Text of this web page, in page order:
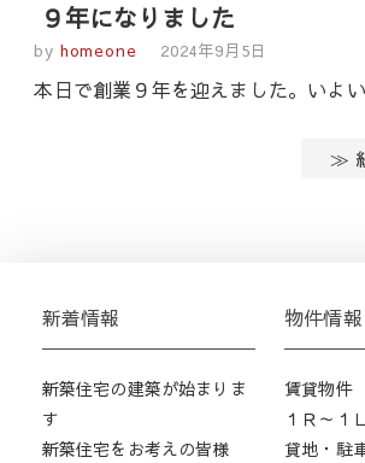
９年になりました
by homeone 2024年9月5日
本日で創業９年を迎えました。いよ
≫
新着情報
新築住宅の建築が始まりま
す
新築住宅をお考えの皆様
物件情報
賃貸物件
１Ｒ～１
貸地・駐